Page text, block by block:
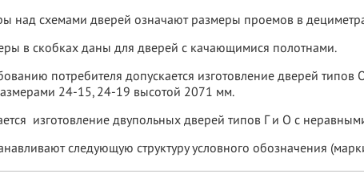
над схемами дверей означают размеры проемов в
в скобках даны для дверей с качающимися полотнами.
потребителя допускается изготовление дверей
24-15, 24-19 высотой 2071 мм.
изготовление двупольных дверей типов Г и О с
следующую структуру условного обозначения